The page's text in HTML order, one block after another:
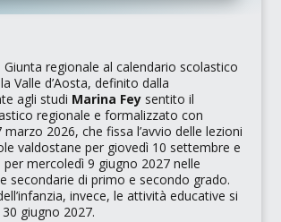
Giunta regionale al calendario scolastico
Valle d’Aosta, definito dalla
agli studi Marina Feysentito il
regionale e formalizzato con
2026, che fissa l’avvio delle lezioni
valdostane per giovedì 10 settembre e
mercoledì 9 giugno 2027 nelle
secondarie di primo e secondo grado.
invece, le attività educative si
giugno 2027.